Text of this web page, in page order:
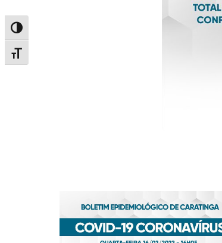
Alternar alto contraste
Alternar tamanho da fonte